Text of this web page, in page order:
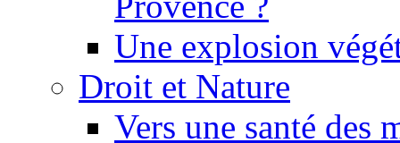
Une explosion
Droit et Nature
Vers une santé des